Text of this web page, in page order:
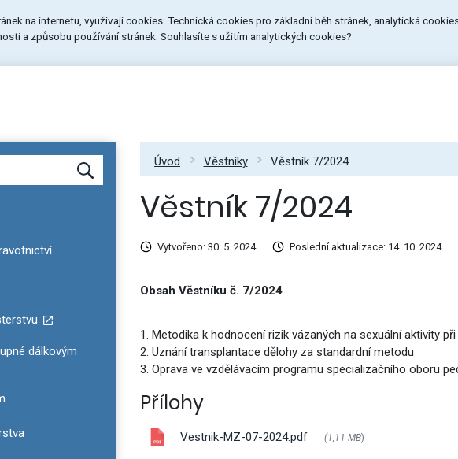
na internetu, využívají cookies: Technická cookies pro základní běh stránek, analytická
a způsobu používání stránek. Souhlasíte s užitím analytických cookies?
Ministerstvo zdravotnictví
Informace dostupné dálkovým přístupem
dálkovým
Tiskové centrum
Agendy ministerstva
Úvod Věstníky Věstník 7/2024
Věstník 7/2024
Vytvořeno: 30. 5. 2024 Poslední aktualizace: 14. 10. 2024
Obsah Věstníku č. 7/2024
1. Metodika k hodnocení rizik vázaných na sexuální aktivity
2. Uznání transplantace dělohy za standardní metodu
3. Oprava ve vzdělávacím programu specializačního oboru
Přílohy
Vestnik-MZ-07-2024.pdf (1,11 MB)